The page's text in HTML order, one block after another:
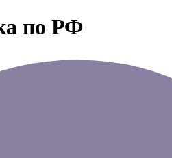
по РФ